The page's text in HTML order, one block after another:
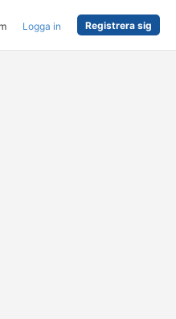
Logga in Registrera sig